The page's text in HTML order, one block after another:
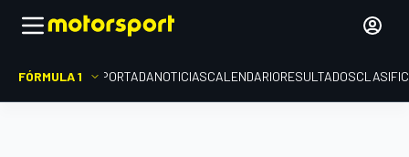
FÓRMULA 1 PORTADANOTICIASCALENDARIORESULTADOS